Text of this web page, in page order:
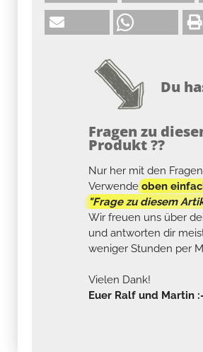
Du
Fragen zu
Produkt ??
Nur her mit den
Verwendeoben
"Frage zu diesem
Wir freuen uns über
und antworten dir
weniger Stunden per
Vielen Dank!
Euer Ralf und Martin